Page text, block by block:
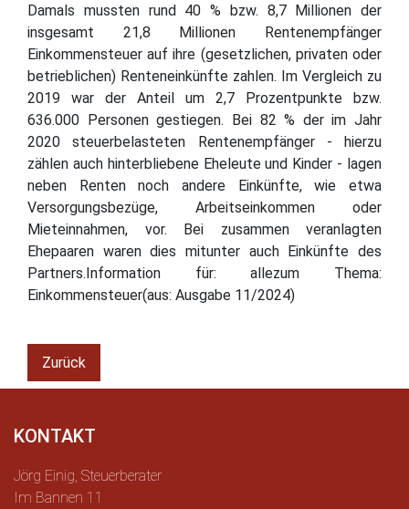
Damals mussten rund 40 % bzw. 8,7 Millionen der
insgesamt 21,8 Millionen Rentenempfänger
Einkommensteuer auf ihre (gesetzlichen, privaten oder
betrieblichen) Renteneinkünfte zahlen. Im Vergleich zu
2019 war der Anteil um 2,7 Prozentpunkte bzw.
636.000 Personen gestiegen. Bei 82 % der im Jahr
2020 steuerbelasteten Rentenempfänger - hierzu
zählen auch hinterbliebene Eheleute und Kinder - lagen
neben Renten noch andere Einkünfte, wie etwa
Versorgungsbezüge, Arbeitseinkommen oder
Mieteinnahmen, vor. Bei zusammen veranlagten
Ehepaaren waren dies mitunter auch Einkünfte des
Partners.Information für: allezum Thema:
Einkommensteuer(aus: Ausgabe 11/2024)
Zurück
KONTAKT
Jörg Einig, Steuerberater
Im Bannen 11